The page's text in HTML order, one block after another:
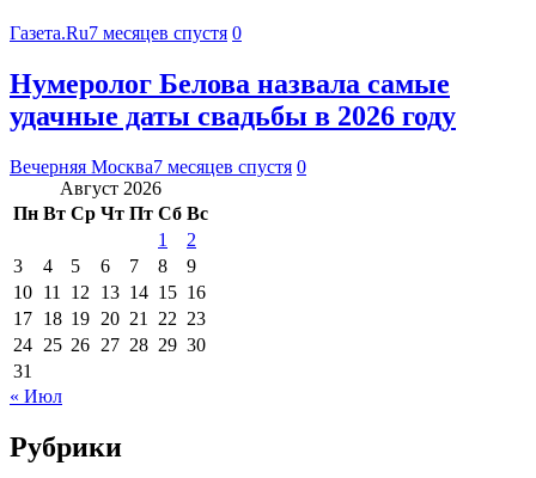
Газета.Ru7 месяцев спустя 0
Нумеролог Белова назвала самые
удачные даты свадьбы в 2026 году
Вечерняя Москва7 месяцев спустя 0
Август 2026
Пн Вт Ср Чт Пт Сб Вс
1
2
3
4 5 6 7 8
9
10 11 12 13 14 15 16
17 18 19 20 21 22 23
24 25 26 27 28 29 30
31
« Июл
Рубрики